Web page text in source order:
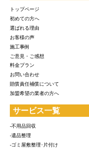
トップページ
初めての方へ
選ばれる理由
お客様の声
施工事例
ご意見・ご感想
料金プラン
お問い合わせ
賠償責任補償について
加盟希望の業者の方へ
サービス一覧
-不用品回収
-遺品整理
-ゴミ屋敷整理･片付け